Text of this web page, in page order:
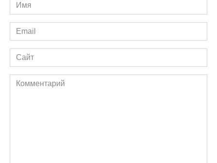
*
Email
*
Сайт
Комментарий